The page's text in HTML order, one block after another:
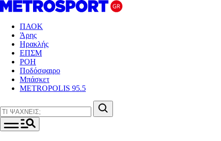
ΠΑΟΚ
Άρης
Ηρακλής
ΕΠΣΜ
ΡΟΗ
Ποδόσφαιρο
Μπάσκετ
METROPOLIS 95.5